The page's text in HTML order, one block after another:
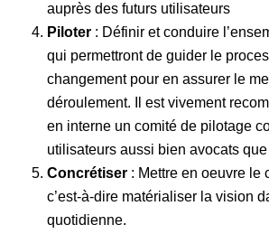
auprès des futurs utilisateurs
Piloter : Définir et conduire
qui permettront de guider le
changement pour en assurer le
déroulement. Il est vivement
en interne un comité de pilotage
utilisateurs aussi bien avocats
Concrétiser : Mettre en oeuvre le
c’est-à-dire matérialiser la vision
quotidienne.